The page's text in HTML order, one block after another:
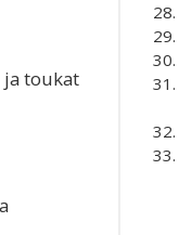
ja toukat